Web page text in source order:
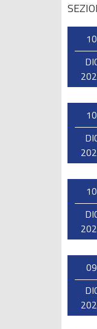
10
10
10
09